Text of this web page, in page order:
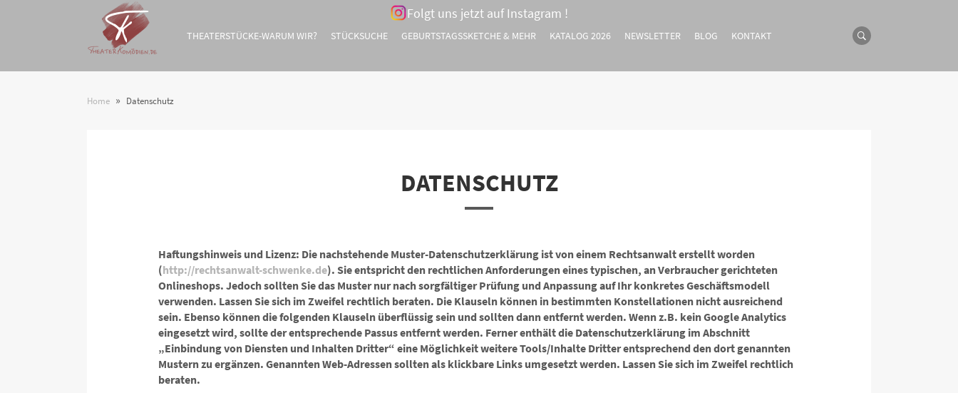
Folgt uns jetzt auf Instagram !
THEATERSTÜCKE-WARUM WIR? STÜCKSUCHE GEBURTSTAGSSKETCHE & MEHR KATALOG 2026 NEWSLETTER BLOG KONTAKT
Home » Datenschutz
DATENSCHUTZ
Haftungshinweis und Lizenz: Die nachstehende Muster-Datenschutzerklärung ist von einem Rechtsanwalt erstellt worden
(http://rechtsanwalt-schwenke.de). Sie entspricht den rechtlichen Anforderungen eines typischen, an Verbraucher gerichteten
Onlineshops. Jedoch sollten Sie das Muster nur nach sorgfältiger Prüfung und Anpassung auf Ihr konkretes Geschäftsmodell
verwenden. Lassen Sie sich im Zweifel rechtlich beraten. Die Klauseln können in bestimmten Konstellationen nicht ausreichend
sein. Ebenso können die folgenden Klauseln überflüssig sein und sollten dann entfernt werden. Wenn z.B. kein Google Analytics
eingesetzt wird, sollte der entsprechende Passus entfernt werden. Ferner enthält die Datenschutzerklärung im Abschnitt
„Einbindung von Diensten und Inhalten Dritter“ eine Möglichkeit weitere Tools/Inhalte Dritter entsprechend den dort genannten
Mustern zu ergänzen. Genannten Web-Adressen sollten als klickbare Links umgesetzt werden. Lassen Sie sich im Zweifel rechtlich
beraten.